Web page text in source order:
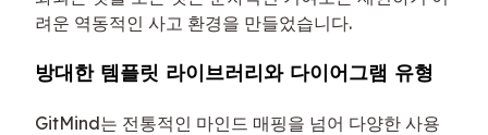
려운 역동적인 사고 환경을 만들었습니다.
방대한 템플릿 라이브러리와 다이어그램 유형
GitMind는 전통적인 마인드 매핑을 넘어 다양한 사용